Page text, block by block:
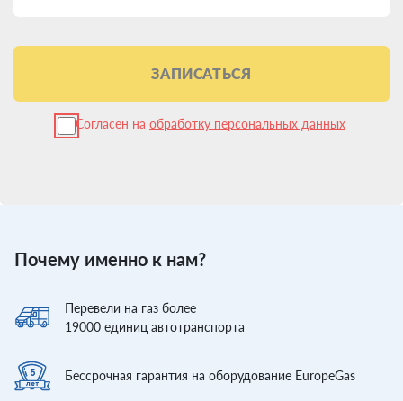
ЗАПИСАТЬСЯ
Согласен на обработку персональных данных
Почему именно к нам?
Перевели на газ более
19000 единиц автотранспорта
Бессрочная гарантия на оборудование EuropeGas